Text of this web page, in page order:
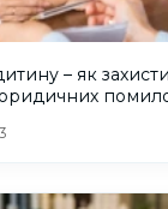
– як